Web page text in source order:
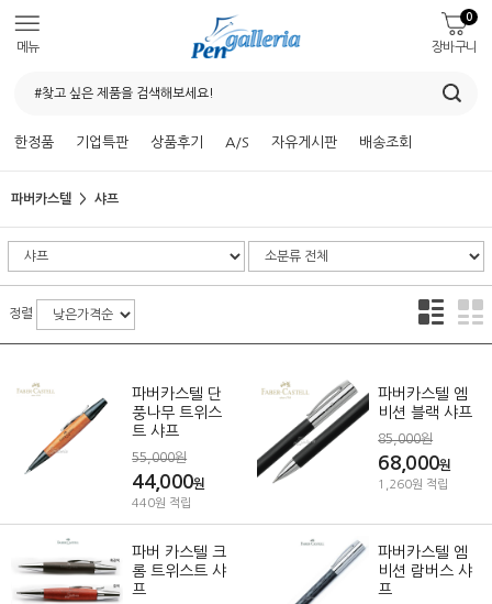
메뉴 장바구니
0
한정품 기업특판 상품후기 A/S 자유게시판 배송조회
파버카스텔 샤프
정렬
파버카스텔 단
풍나무 트위스
트 샤프
55,000원
44,000원
440원 적립
파버카스텔 엠
비션 블랙 샤프
85,000원
68,000원
1,260원 적립
파버 카스텔 크
롬 트위스트 샤
프
파버카스텔 엠
비션 람버스 샤
프